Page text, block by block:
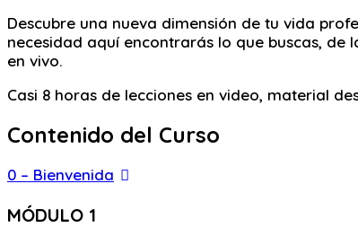
Descubre una nueva dimensión de tu vida
necesidad aquí encontrarás lo que buscas, de
en vivo.
Casi 8 horas de lecciones en video, material
Contenido del Curso
0 – Bienvenida
MÓDULO 1